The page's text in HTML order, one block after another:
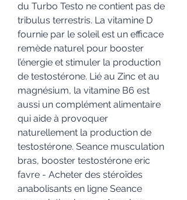
du Turbo Testo ne contient pas de
tribulus terrestris. La vitamine D
fournie par le soleil est un efficace
remède naturel pour booster
l’énergie et stimuler la production
de testostérone. Lié au Zinc et au
magnésium, la vitamine B6 est
aussi un complément alimentaire
qui aide à provoquer
naturellement la production de
testostérone. Seance musculation
bras, booster testostérone eric
favre - Acheter des stéroïdes
anabolisants en ligne Seance